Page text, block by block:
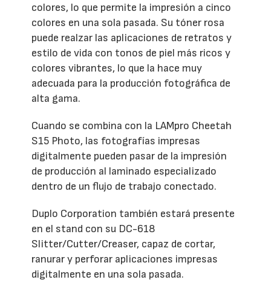
colores, lo que permite la impresión a cinco
colores en una sola pasada. Su tóner rosa
puede realzar las aplicaciones de retratos y
estilo de vida con tonos de piel más ricos y
colores vibrantes, lo que la hace muy
adecuada para la producción fotográfica de
alta gama.
Cuando se combina con la LAMpro Cheetah
S15 Photo, las fotografías impresas
digitalmente pueden pasar de la impresión
de producción al laminado especializado
dentro de un flujo de trabajo conectado.
Duplo Corporation también estará presente
en el stand con su DC-618
Slitter/Cutter/Creaser, capaz de cortar,
ranurar y perforar aplicaciones impresas
digitalmente en una sola pasada.